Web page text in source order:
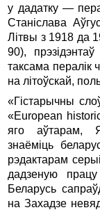
у дадатку —
Станiслава
Літвы з 1918 да
90),
таксама пералiк
на літоўскай,
«Гiстарычны
«European
яго аўтарам,
знаёміць
рэдактарам
дадзеную
Беларусь
на Захадзе